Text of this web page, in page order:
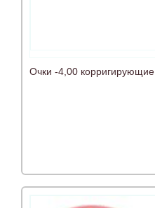
Очки -4,00 корригирующие